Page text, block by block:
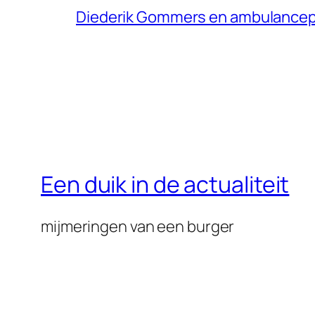
Diederik Gommers en
Een duik in de actualiteit
mijmeringen van een burger